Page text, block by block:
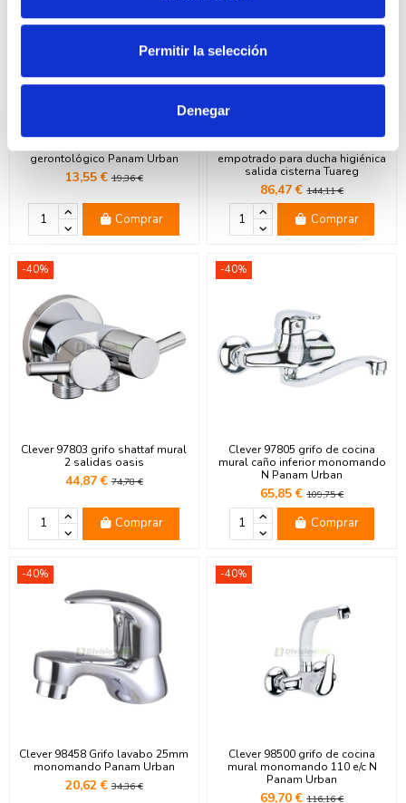
Permitir la selección
Denegar
gerontológico Panam Urban
13,55 €19,36 €
Comprar
empotrado para ducha higiénica
salida cisterna Tuareg
86,47 €144,11 €
Comprar
-40%
Clever 97803 grifo shattaf mural
2 salidas oasis
44,87 €74,78 €
Comprar
-40%
Clever 97805 grifo de cocina
mural caño inferior monomando
N Panam Urban
65,85 €109,75 €
Comprar
-40%
Clever 98458 Grifo lavabo 25mm
monomando Panam Urban
20,62 €34,36 €
-40%
Clever 98500 grifo de cocina
mural monomando 110 e/c N
Panam Urban
69,70 €116,16 €